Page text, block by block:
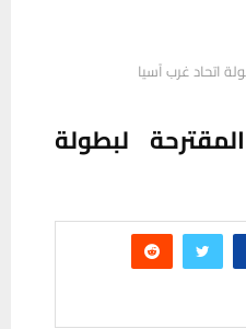
اتحاد غرب آسيا
لبطولة